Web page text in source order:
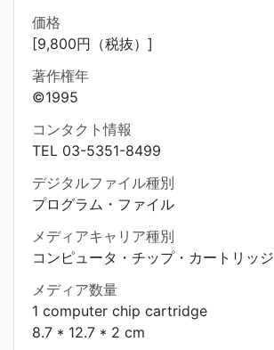
価格
[9,800円（税抜）]
著作権年
©1995
コンタクト情報
TEL 03-5351-8499
デジタルファイル種別
プログラム・ファイル
メディアキャリア種別
コンピュータ・チップ・カートリッジ
メディア数量
1 computer chip cartridge
8.7 * 12.7 * 2 cm